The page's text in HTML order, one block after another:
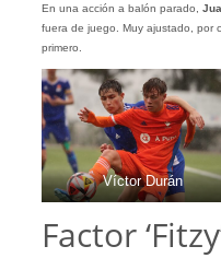
En una acción a balón parado,
fuera de juego. Muy ajustado, por
primero.
Víctor Durán
Factor